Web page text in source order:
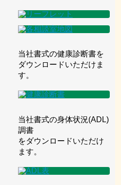
当社書式の健康診断書を
ダウンロードいただけま
す。
当社書式の身体状況(ADL)
調書
をダウンロードいただけ
ます。